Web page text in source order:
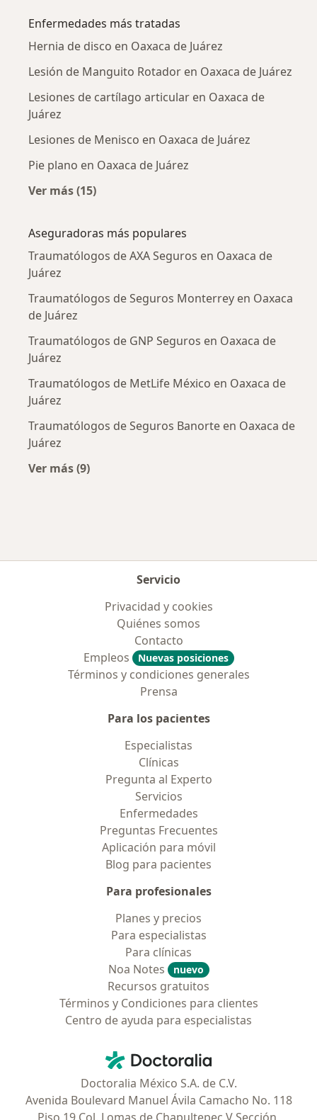
Enfermedades más tratadas
Hernia de disco en Oaxaca de Juárez
Lesión de Manguito Rotador en Oaxaca de Juárez
Lesiones de cartílago articular en Oaxaca de
Juárez
Lesiones de Menisco en Oaxaca de Juárez
Pie plano en Oaxaca de Juárez
Ver más (15)
Aseguradoras más populares
Traumatólogos de AXA Seguros en Oaxaca de
Juárez
Traumatólogos de Seguros Monterrey en Oaxaca
de Juárez
Traumatólogos de GNP Seguros en Oaxaca de
Juárez
Traumatólogos de MetLife México en Oaxaca de
Juárez
Traumatólogos de Seguros Banorte en Oaxaca de
Juárez
Ver más (9)
Servicio
Privacidad y cookies
Quiénes somos
Contacto
Empleos
Nuevas posiciones
Términos y condiciones generales
Prensa
Para los pacientes
Especialistas
Clínicas
Pregunta al Experto
Servicios
Enfermedades
Preguntas Frecuentes
Aplicación para móvil
Blog para pacientes
Para profesionales
Planes y precios
Para especialistas
Para clínicas
Noa Notes
nuevo
Recursos gratuitos
Términos y Condiciones para clientes
Centro de ayuda para especialistas
Doctoralia - Página de inicio
Doctoralia México S.A. de C.V.
Avenida Boulevard Manuel Ávila Camacho No. 118